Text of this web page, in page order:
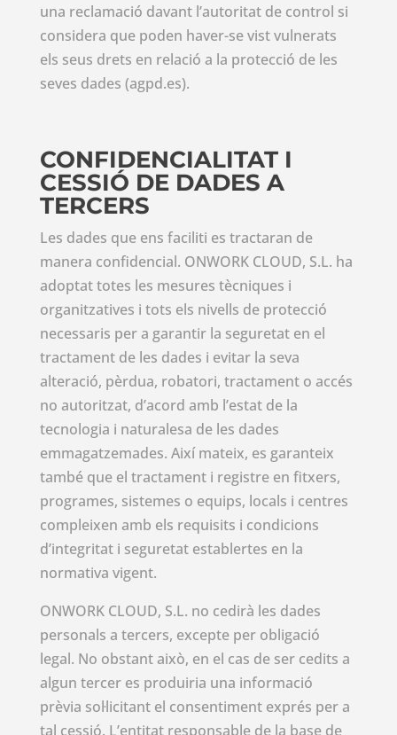
una reclamació davant l’autoritat de control si
considera que poden haver-se vist vulnerats
els seus drets en relació a la protecció de les
seves dades (agpd.es).
CONFIDENCIALITAT I
CESSIÓ DE DADES A
TERCERS
Les dades que ens faciliti es tractaran de
manera confidencial. ONWORK CLOUD, S.L. ha
adoptat totes les mesures tècniques i
organitzatives i tots els nivells de protecció
necessaris per a garantir la seguretat en el
tractament de les dades i evitar la seva
alteració, pèrdua, robatori, tractament o accés
no autoritzat, d’acord amb l’estat de la
tecnologia i naturalesa de les dades
emmagatzemades. Així mateix, es garanteix
també que el tractament i registre en fitxers,
programes, sistemes o equips, locals i centres
compleixen amb els requisits i condicions
d’integritat i seguretat establertes en la
normativa vigent.
ONWORK CLOUD, S.L. no cedirà les dades
personals a tercers, excepte per obligació
legal. No obstant això, en el cas de ser cedits a
algun tercer es produiria una informació
prèvia sol·licitant el consentiment exprés per a
tal cessió. L’entitat responsable de la base de